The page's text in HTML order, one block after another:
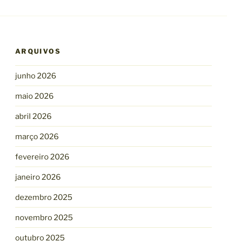
ARQUIVOS
junho 2026
maio 2026
abril 2026
março 2026
fevereiro 2026
janeiro 2026
dezembro 2025
novembro 2025
outubro 2025